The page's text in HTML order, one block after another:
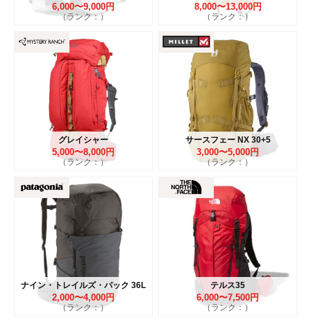
6,000〜9,000円
（ランク：）
8,000〜13,000円
（ランク：）
グレイシャー
5,000〜8,000円
（ランク：）
サースフェー NX 30+5
3,000〜5,000円
（ランク：）
ナイン・トレイルズ・パック 36L
2,000〜4,000円
（ランク：）
テルス35
6,000〜7,500円
（ランク：）